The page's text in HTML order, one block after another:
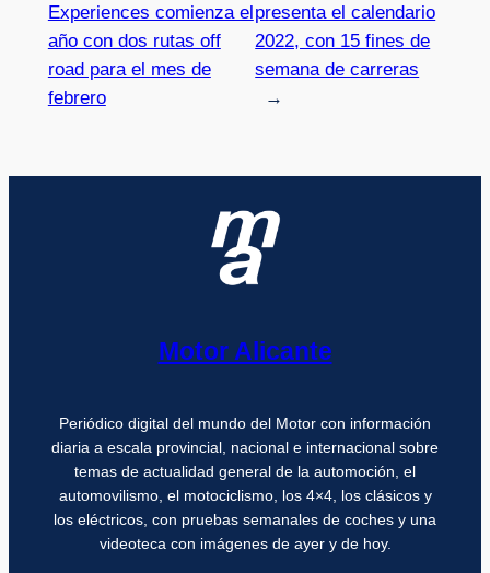
Experiences comienza el
año con dos rutas off
road para el mes de
febrero
presenta el calendario
2022, con 15 fines de
semana de carreras
→
Motor Alicante
Periódico digital del mundo del Motor con información
diaria a escala provincial, nacional e internacional sobre
temas de actualidad general de la automoción, el
automovilismo, el motociclismo, los 4×4, los clásicos y
los eléctricos, con pruebas semanales de coches y una
videoteca con imágenes de ayer y de hoy.